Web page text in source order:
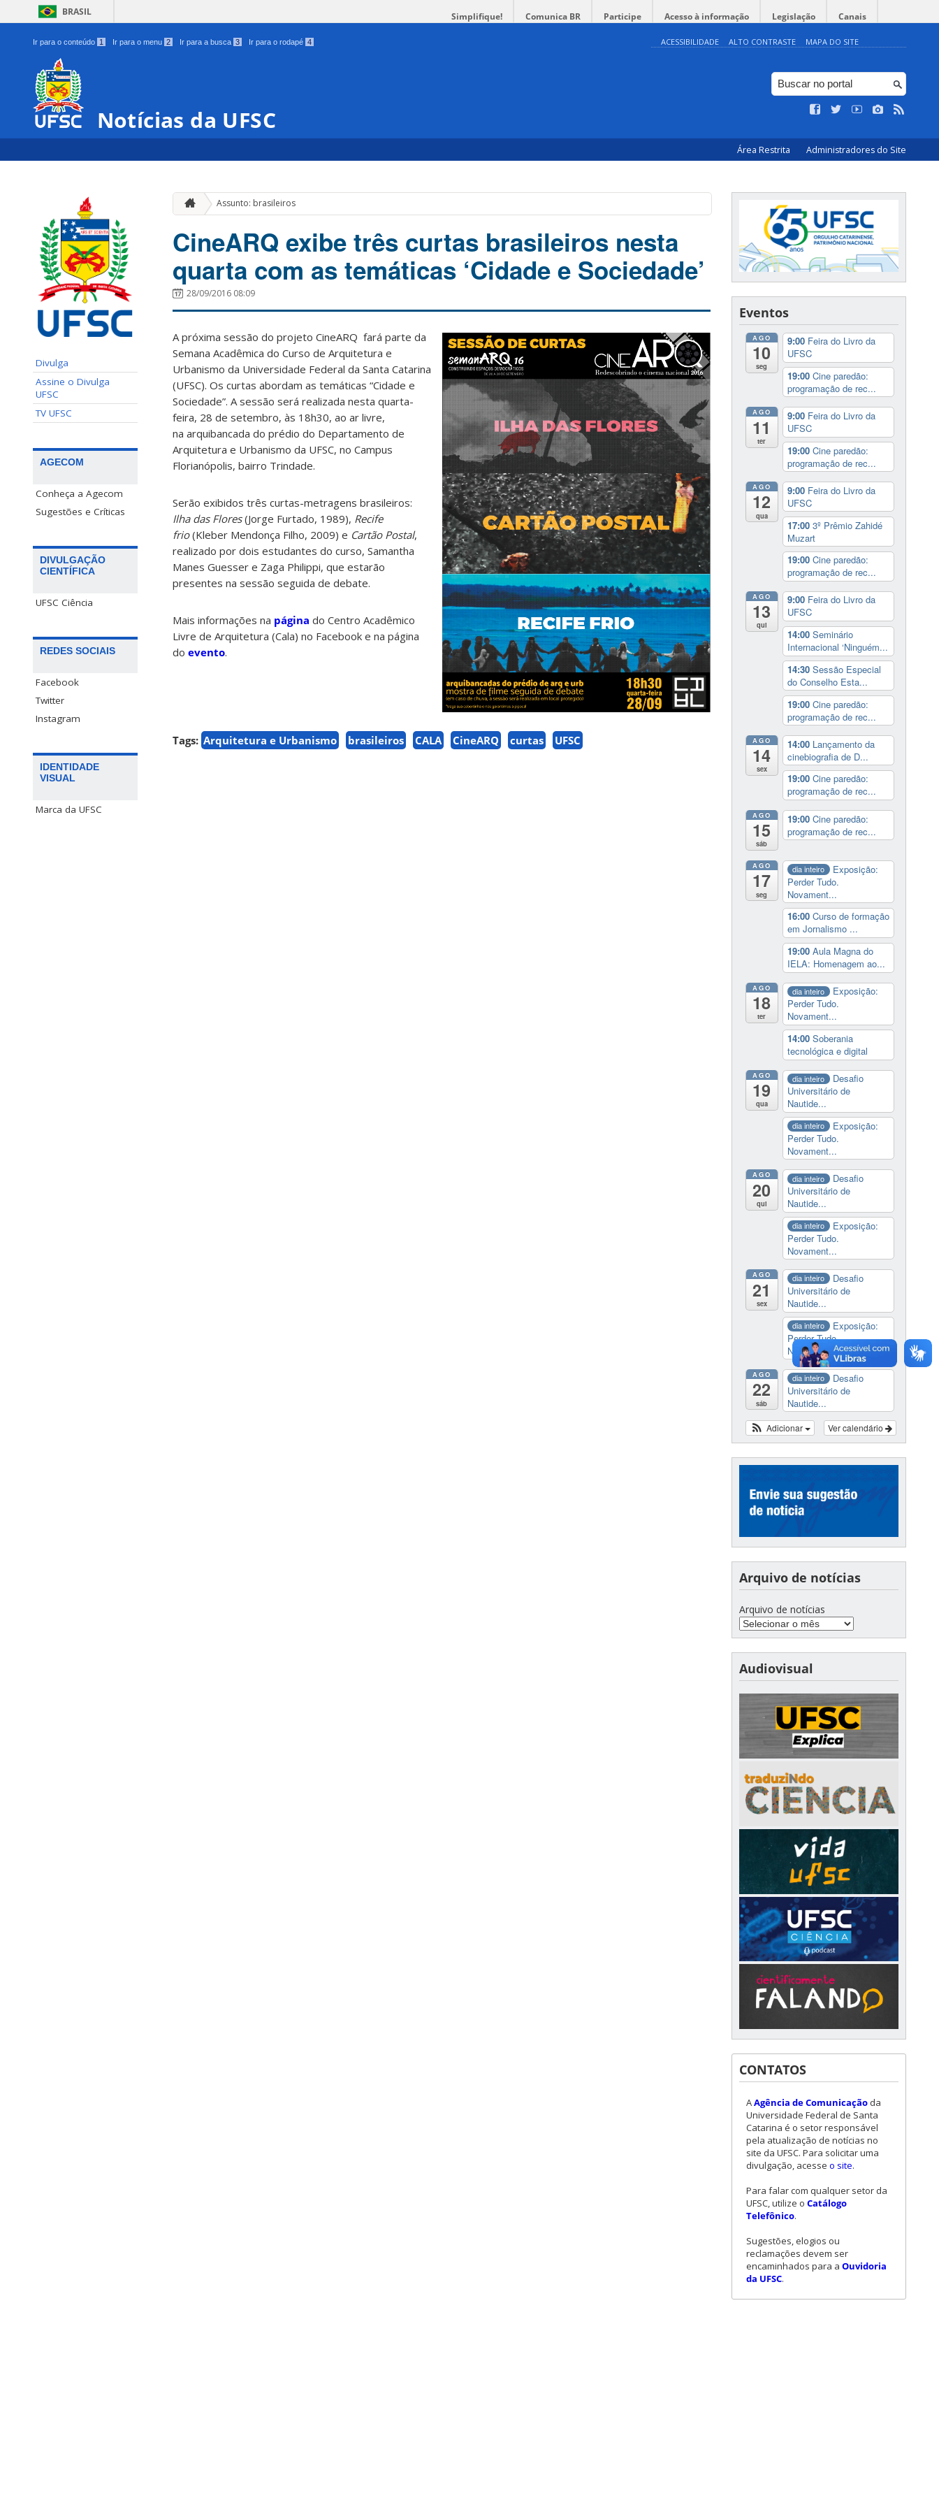
BRASIL Simplifique! Comunica BR Participe Acesso à informação Legislação Canais
Ir para o conteúdo 1 Ir para o menu 2 Ir para a busca 3 Ir para o rodapé 4 ACESSIBILIDADE ALTO CONTRASTE MAPA DO SITE
Notícias da UFSC
Área Restrita Administradores do Site
Divulga
Assine o Divulga
UFSC
TV UFSC
AGECOM
Conheça a Agecom
Sugestões e Críticas
DIVULGAÇÃO
CIENTÍFICA
UFSC Ciência
REDES SOCIAIS
Facebook
Twitter
Instagram
IDENTIDADE
VISUAL
Marca da UFSC
Assunto: brasileiros
CineARQ exibe três curtas brasileiros nesta
quarta com as temáticas ‘Cidade e Sociedade’
28/09/2016 08:09
A próxima sessão do projeto CineARQ fará parte da
Semana Acadêmica do Curso de Arquitetura e
Urbanismo da Universidade Federal da Santa Catarina
(UFSC). Os curtas abordam as temáticas “Cidade e
Sociedade”. A sessão será realizada nesta quarta-
feira, 28 de setembro, às 18h30, ao ar livre,
na arquibancada do prédio do Departamento de
Arquitetura e Urbanismo da UFSC, no Campus
Florianópolis, bairro Trindade.
Serão exibidos três curtas-metragens brasileiros:
Ilha das Flores(Jorge Furtado, 1989), Recife
frio(Kleber Mendonça Filho, 2009) e Cartão Postal,
realizado por dois estudantes do curso, Samantha
Manes Guesser e Zaga Philippi, que estarão
presentes na sessão seguida de debate.
Mais informações na página do Centro Acadêmico
Livre de Arquitetura (Cala) no Facebook e na página
do evento.
Tags: Arquitetura e Urbanismo brasileiros CALA CineARQ curtas UFSC
Eventos
AGO
10
seg
9:00 Feira do Livro da
UFSC
19:00 Cine paredão:
programação de rec...
AGO
11
ter
9:00 Feira do Livro da
UFSC
19:00 Cine paredão:
programação de rec...
AGO
12
qua
9:00 Feira do Livro da
UFSC
17:00 3º Prêmio Zahidé
Muzart
19:00 Cine paredão:
programação de rec...
AGO
13
qui
9:00 Feira do Livro da
UFSC
14:00 Seminário
Internacional ‘Ninguém...
14:30 Sessão Especial
do Conselho Esta...
19:00 Cine paredão:
programação de rec...
AGO
14
sex
14:00 Lançamento da
cinebiografia de D...
19:00 Cine paredão:
programação de rec...
AGO
15
sáb
19:00 Cine paredão:
programação de rec...
AGO
17
seg
dia inteiro
Exposição:
Perder Tudo.
Novament...
16:00 Curso de formação
em Jornalismo ...
19:00 Aula Magna do
IELA: Homenagem ao...
AGO
18
ter
dia inteiro
Exposição:
Perder Tudo.
Novament...
14:00 Soberania
tecnológica e digital
AGO
19
qua
dia inteiro
Desafio
Universitário de
Nautide...
dia inteiro
Exposição:
Perder Tudo.
Novament...
AGO
20
qui
dia inteiro
Desafio
Universitário de
Nautide...
dia inteiro
Exposição:
Perder Tudo.
Novament...
AGO
21
sex
dia inteiro
Desafio
Universitário de
Nautide...
dia inteiro
Exposição:
Perder Tudo.
Novament...
AGO
22
sáb
dia inteiro
Desafio
Universitário de
Nautide...
Ver calendário
Adicionar
Arquivo de notícias
Arquivo de notícias
Audiovisual
CONTATOS
AAgência de Comunicação da
Universidade Federal de Santa
Catarina é o setor responsável
pela atualização de notícias no
site da UFSC. Para solicitar uma
divulgação, acesse o site.
Para falar com qualquer setor da
UFSC, utilize o Catálogo
Telefônico.
Sugestões, elogios ou
reclamações devem ser
encaminhados para a Ouvidoria
da UFSC.